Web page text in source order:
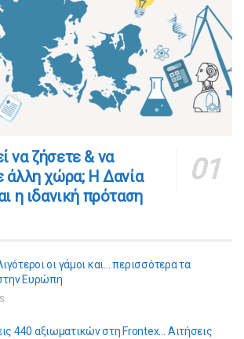
να ζήσετε & να
άλλη χώρα; Η Δανία
η ιδανική πρόταση
οι γάμοι και… περισσότερα τα
Ευρώπη
440 αξιωματικών στη Frontex… Αιτήσεις